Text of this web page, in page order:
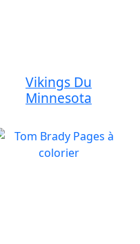
Vikings Du
Minnesota